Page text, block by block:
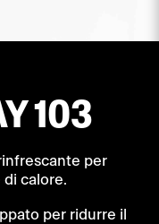
103
per
calore.
per ridurre il